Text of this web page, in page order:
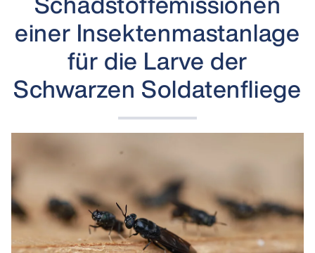
einer Insektenmastanlage
für die Larve der
Schwarzen Soldatenfliege